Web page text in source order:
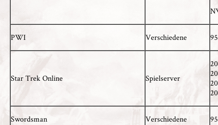
PWI Verschiedene
Star Trek Online Spielserver
Swordsman Verschiedene